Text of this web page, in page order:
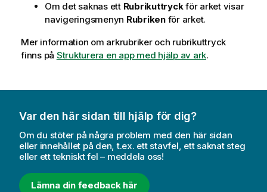
Om det saknas ett Rubrikuttryckför arket visar
navigeringsmenyn Rubrikenför arket.
Mer information om arkrubriker och rubrikuttryck
finns på Strukturera en app med hjälp av ark.
Var den här sidan till hjälp för dig?
Om du stöter på några problem med den här sidan
eller innehållet på den, t.ex. ett stavfel, ett saknat steg
eller ett tekniskt fel – meddela oss!
Lämna din feedback här